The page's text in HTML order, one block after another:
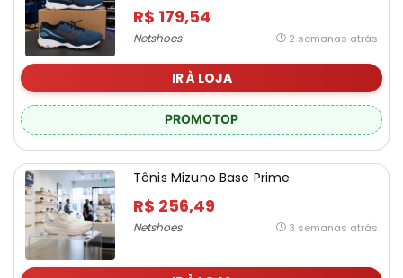
R$ 179,54
Netshoes 2 semanas atrás
IR À LOJA
PROMOTOP
Tênis Mizuno Base Prime
R$ 256,49
Netshoes 3 semanas atrás